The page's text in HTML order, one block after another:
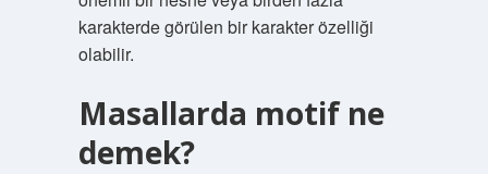
karakterde görülen bir karakter özelliği
olabilir.
Masallarda motif ne
demek?